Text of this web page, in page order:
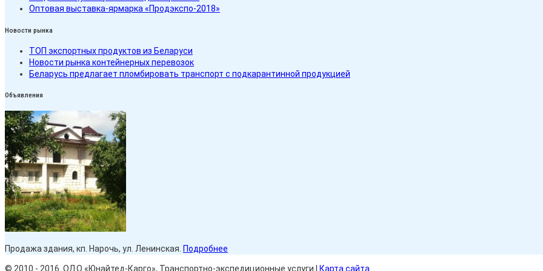
Оптовая выставка-ярмарка «Продэкспо-2018»
Новости рынка
ТОП экспортных продуктов из Беларуси
Новости рынка контейнерных перевозок
Беларусь предлагает пломбировать транспорт с подкарантинной продукцией
Объявления
Продажа здания, кп. Нарочь, ул. Ленинская. Подробнее
© 2010 - 2016. ОДО «Юнайтед-Карго», Транспортно-экспедиционные услуги | Карта сайта